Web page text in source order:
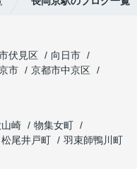
伏見区
向日市
市
京都市中京区
崎
物集女町
松尾井戸町
羽束師鴨川町